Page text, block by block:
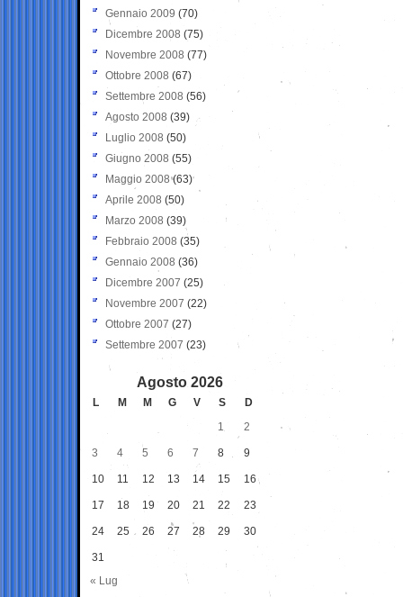
Gennaio 2009 (70)
Dicembre 2008 (75)
Novembre 2008 (77)
Ottobre 2008 (67)
Settembre 2008 (56)
Agosto 2008 (39)
Luglio 2008 (50)
Giugno 2008 (55)
Maggio 2008(63)
Aprile 2008 (50)
Marzo 2008 (39)
Febbraio 2008 (35)
Gennaio 2008 (36)
Dicembre 2007 (25)
Novembre 2007 (22)
Ottobre 2007 (27)
Settembre 2007 (23)
Agosto 2026
L M M G V S
D
1
2
3 4 5 6 7 8 9
10 11 12 13 14 15 16
17 18 19 20 21 22 23
24 25 26 27 28 29 30
31
« Lug